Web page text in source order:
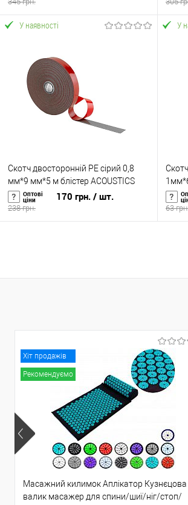
Купити в 1 клік
У вибране
У наявності
Скотч двосторонній PE сірий 0,8
мм*9 мм*5 м блістер ACOUSTICS
CARFIX (50029B)
Оптові
ціни 170 грн. / шт.
238 грн.
У
63
Хіт продажів
Рекомендуємо
Масажний килимок Аплікатор Кузнєцова
валик масажер для спини/шиї/ніг/стоп/